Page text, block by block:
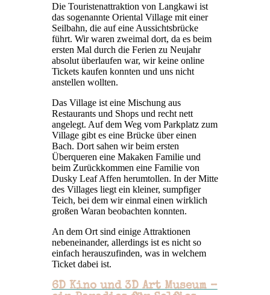
Die Touristenattraktion von Langkawi ist
das sogenannte Oriental Village mit einer
Seilbahn, die auf eine Aussichtsbrücke
führt. Wir waren zweimal dort, da es beim
ersten Mal durch die Ferien zu Neujahr
absolut überlaufen war, wir keine online
Tickets kaufen konnten und uns nicht
anstellen wollten.
Das Village ist eine Mischung aus
Restaurants und Shops und recht nett
angelegt. Auf dem Weg vom Parkplatz zum
Village gibt es eine Brücke über einen
Bach. Dort sahen wir beim ersten
Überqueren eine Makaken Familie und
beim Zurückkommen eine Familie von
Dusky Leaf Affen herumtollen. In der Mitte
des Villages liegt ein kleiner, sumpfiger
Teich, bei dem wir einmal einen wirklich
großen Waran beobachten konnten.
An dem Ort sind einige Attraktionen
nebeneinander, allerdings ist es nicht so
einfach herauszufinden, was in welchem
Ticket dabei ist.
6D Kino und 3D Art Museum –